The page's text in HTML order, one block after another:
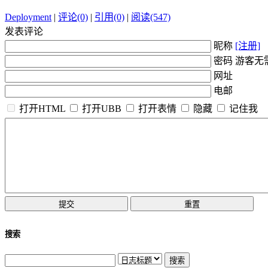
Deployment| 评论(0) | 引用(0) | 阅读(547)
发表评论
昵称 [注册]
密码 游客无
网址
电邮
打开HTML
打开UBB 打开表情 隐藏 记住我
搜索